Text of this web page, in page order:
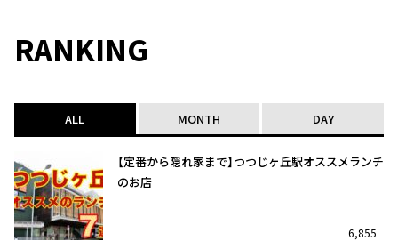
RANKING
ALL
【定番から隠れ家まで】つつじヶ丘駅オススメランチ
のお店
6,855
MONTH DAY